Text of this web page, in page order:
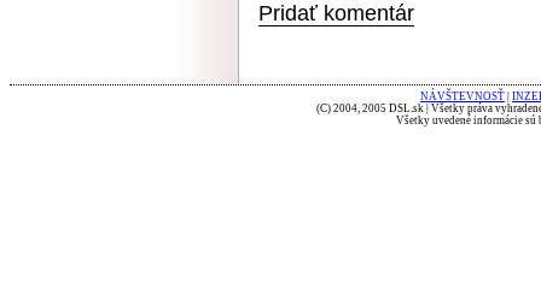
Pridať komentár
NÁVŠTEVNOSŤ
(C) 2004, 2005 DSL.sk | Všetky práva
Všetky uvedené informácie sú